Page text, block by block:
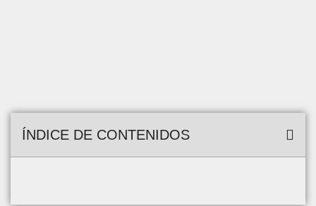
ÍNDICE DE CONTENIDOS